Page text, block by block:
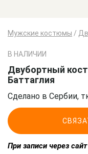
Мужские костюмы /
В НАЛИЧИИ
Двубортный
Баттаглия
Сделано в Сербии,
При записи через